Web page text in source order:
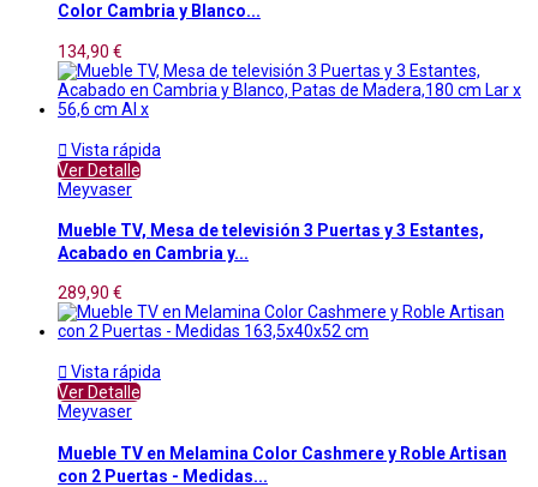
Color Cambria y Blanco...
134,90 €
 Vista rápida
Ver Detalle
Meyvaser
Mueble TV, Mesa de televisión 3 Puertas y 3 Estantes,
Acabado en Cambria y...
289,90 €
 Vista rápida
Ver Detalle
Meyvaser
Mueble TV en Melamina Color Cashmere y Roble Artisan
con 2 Puertas - Medidas...